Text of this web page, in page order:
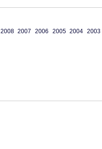
2008 2007 2006 2005 2004 2003